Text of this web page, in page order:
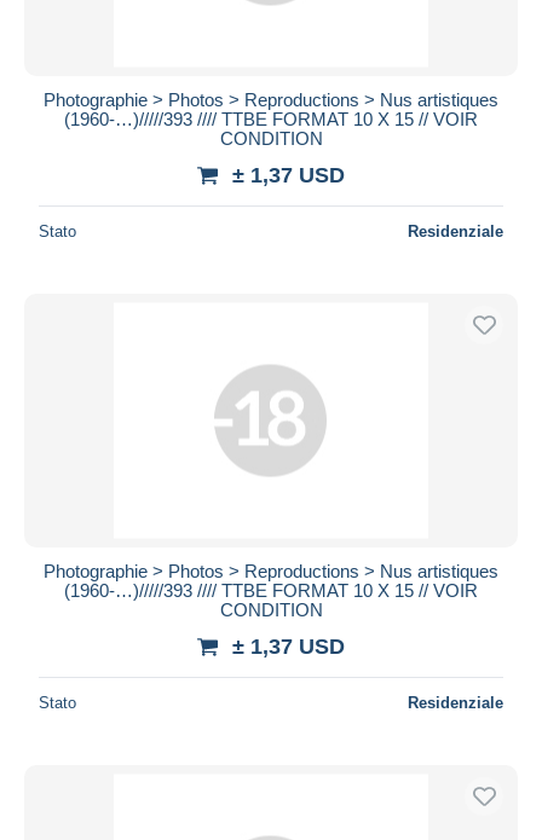
Photographie > Photos > Reproductions > Nus artistiques
(1960-…)/////393 //// TTBE FORMAT 10 X 15 // VOIR
CONDITION
± 1,37 USD
Stato Residenziale
Photographie > Photos > Reproductions > Nus artistiques
(1960-…)/////393 //// TTBE FORMAT 10 X 15 // VOIR
CONDITION
± 1,37 USD
Stato Residenziale